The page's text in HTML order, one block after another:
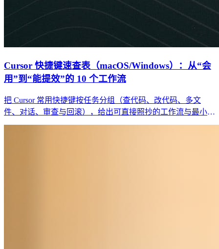
Cursor 快捷键速查表（macOS/Windows）：从“会
用”到“能提效”的 10 个工作流
把 Cursor 常用快捷键按任务分组（查代码、改代码、多文
件、对话、审查与回滚），给出可直接照抄的工作流与最小回
归清单，避免“快捷键背了也没变快”。